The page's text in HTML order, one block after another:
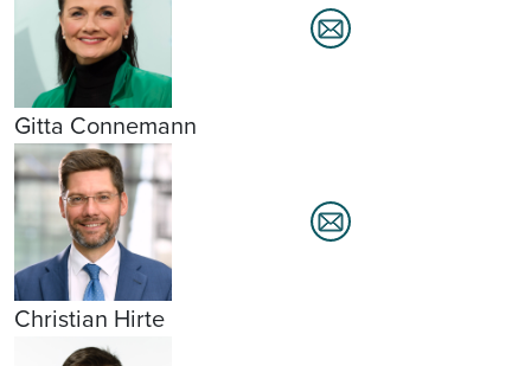
Gitta Connemann
Christian Hirte